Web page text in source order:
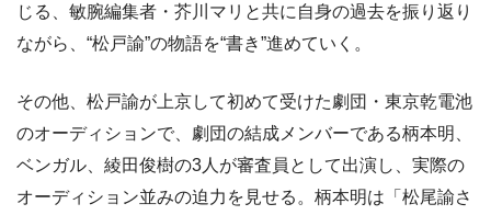
じる、敏腕編集者・芥川マリと共に自身の過去を振り返り
ながら、“松戸諭”の物語を“書き”進めていく。
その他、松戸諭が上京して初めて受けた劇団・東京乾電池
のオーディションで、劇団の結成メンバーである柄本明、
ベンガル、綾田俊樹の3人が審査員として出演し、実際の
オーディション並みの迫力を見せる。柄本明は「松尾諭さ